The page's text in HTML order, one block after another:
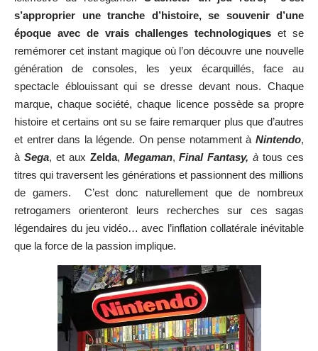
s’approprier une tranche d’histoire, se souvenir d’une
époque avec de vrais challenges technologiques et se
remémorer cet instant magique où l’on découvre une nouvelle
génération de consoles, les yeux écarquillés, face au
spectacle éblouissant qui se dresse devant nous. Chaque
marque, chaque société, chaque licence possède sa propre
histoire et certains ont su se faire remarquer plus que d’autres
et entrer dans la légende. On pense notamment à Nintendo,
à Sega, et aux Zelda, Megaman,Final Fantasy,à tous ces
titres qui traversent les générations et passionnent des millions
de gamers. C’est donc naturellement que de nombreux
retrogamers orienteront leurs recherches sur ces sagas
légendaires du jeu vidéo… avec l’inflation collatérale inévitable
que la force de la passion implique.